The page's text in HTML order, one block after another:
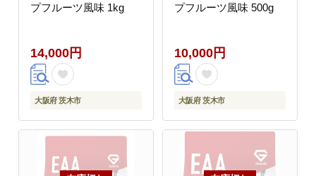
プフルーツ風味 1kg
14,000円
大阪府 茨木市
プフルーツ風味 500g
10,000円
大阪府 茨木市